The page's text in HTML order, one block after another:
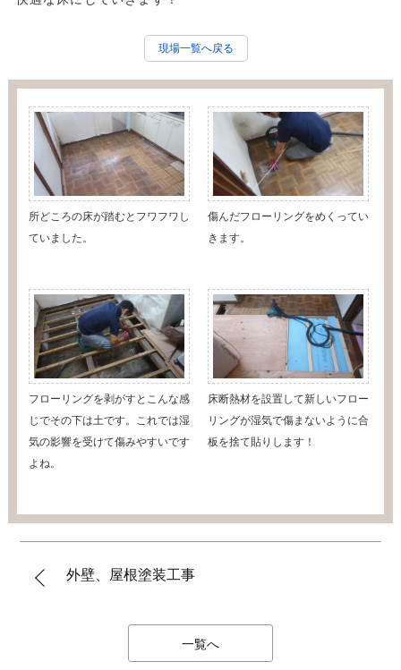
現場一覧へ戻る
所どころの床が踏むとフワフワし
ていました。
傷んだフローリングをめくってい
きます。
フローリングを剥がすとこんな感
じでその下は土です。これでは湿
気の影響を受けて傷みやすいです
よね。
床断熱材を設置して新しいフロー
リングが湿気で傷まないように合
板を捨て貼りします！
外壁、屋根塗装工事
一覧へ